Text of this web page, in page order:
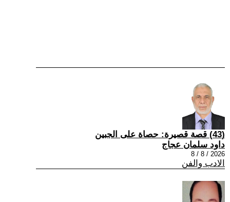
(43) قصة قصيرة: حصاة على الجبين
داود سلمان عجاج
2026 / 8 / 8
الادب والفن